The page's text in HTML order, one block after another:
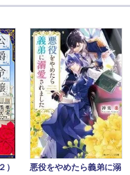
悪役をやめたら義弟に溺